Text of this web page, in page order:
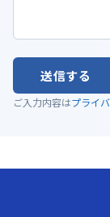
送信する
ご入力内容はプライ